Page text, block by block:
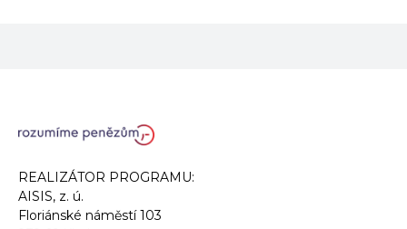
REALIZÁTOR PROGRAMU:
AISIS, z. ú.
Floriánské náměstí 103